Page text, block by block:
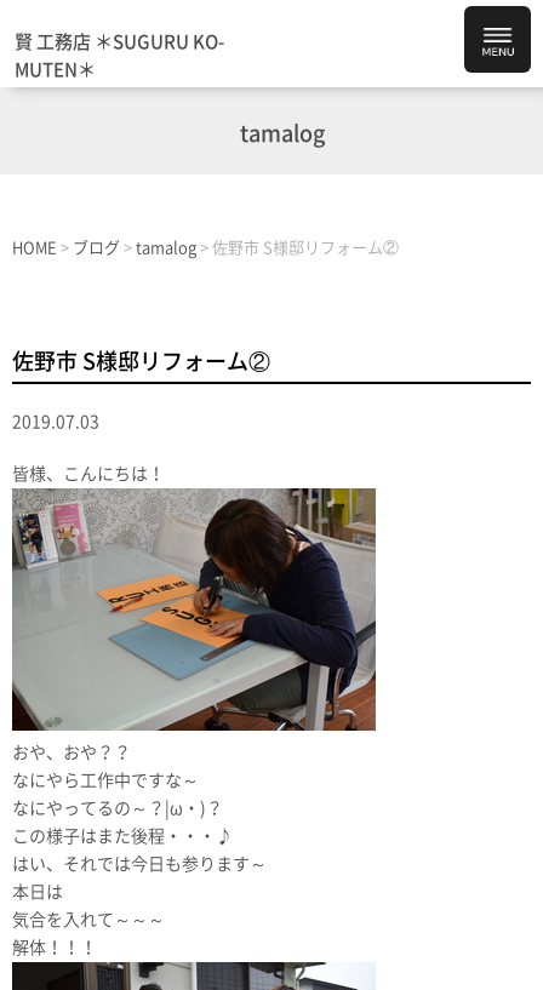
賢 工務店 ＊SUGURU KO-
MUTEN＊
tamalog
HOME > ブログ > tamalog > 佐野市 S様邸リフォーム②
佐野市 S様邸リフォーム②
2019.07.03
皆様、こんにちは！
おや、おや？？
なにやら工作中ですな～
なにやってるの～？|ω・)？
この様子はまた後程・・・♪
はい、それでは今日も参ります～
本日は
気合を入れて～～～
解体！！！